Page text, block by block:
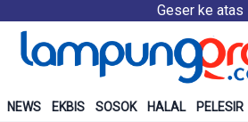
Geser ke atas
NEWS EKBIS SOSOK HALAL PELESIR